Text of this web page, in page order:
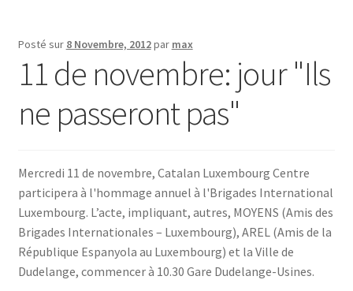
MEMBRES DE FES-TE
LIVRE
Posté sur 8 Novembre, 2012par max
11 de novembre: jour "Ils
ne passeront pas"
Mercredi 11 de novembre, Catalan Luxembourg Centre
participera à l'hommage annuel à l'Brigades International
Luxembourg. L’acte, impliquant, autres, MOYENS (Amis des
Brigades Internationales – Luxembourg), AREL (Amis de la
République Espanyola au Luxembourg) et la Ville de
Dudelange, commencer à 10.30 Gare Dudelange-Usines.